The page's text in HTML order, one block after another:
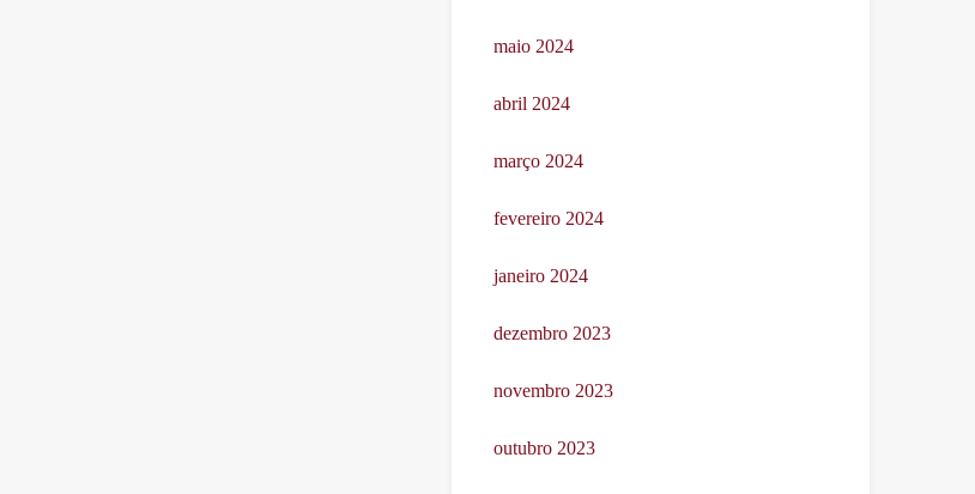
maio 2024
abril 2024
março 2024
fevereiro 2024
janeiro 2024
dezembro 2023
novembro 2023
outubro 2023